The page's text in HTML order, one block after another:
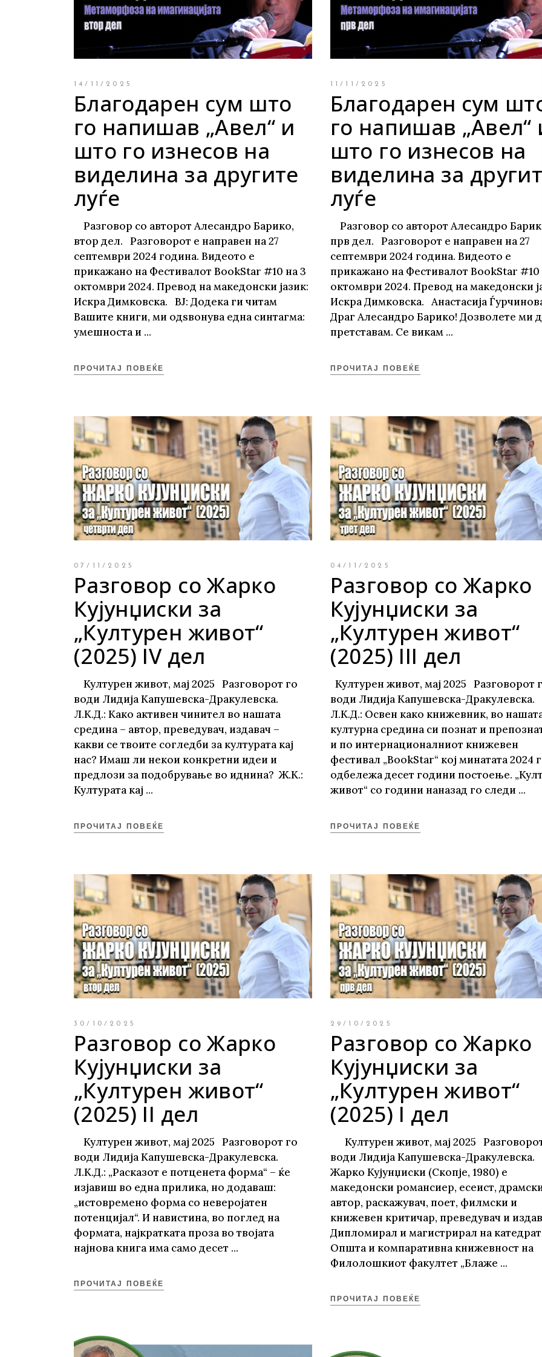
Young adult
Сите фикција
Сите нефикција
14/11/2025
Благодарен сум што
го напишав „Авел“ и
што го изнесов на
виделина за другите
луѓе
Разговор со авторот Алесандро Барико,
втор дел. Разговорот е направен на 27
септември 2024 година. Видеото е
прикажано на Фестивалот BookStаr #10 на 3
октомври 2024. Превoд на македонски јазик:
Искра Димковска. ВЈ: Додека ги читам
Вашите книги, ми одѕвонува една синтагма:
умешноста и
ПРОЧИТАЈ ПОВЕЌЕ
11/11/2025
Благодарен сум
го напишав „Авел“
што го изнесов на
виделина за
луѓе
Разговор со авторот Алесандро
прв дел. Разговорот е направен на 27
септември 2024 година. Видеото е
прикажано на Фестивалот BookStаr #10
октомври 2024. Превoд на македонски
Искра Димковска. Анастасија
Драг Алесандро Барико! Дозволете ми
претставам. Се викам
ПРОЧИТАЈ ПОВЕЌЕ
07/11/2025
Разговор со Жарко
Кујунџиски за
„Културен живот“
(2025) IV дел
Културен живот, мај 2025 Разговорот го
води Лидија Капушевска-Дракулевска.
Л.К.Д.: Како активен чинител во нашата
средина – автор, преведувач, издавач –
какви се твоите согледби за културата кај
нас? Имаш ли некои конкретни идеи и
предлози за подобрување во иднина? Ж.К.:
Културата кај
ПРОЧИТАЈ ПОВЕЌЕ
04/11/2025
Разговор со Жарко
Кујунџиски за
„Културен живот“
(2025) III дел
Културен живот, мај 2025 Разговорот
води Лидија Капушевска-Дракулевска.
Л.К.Д.: Освен како книжевник, во
културна средина си познат и
и по интернационалниот книжевен
фестивал „BookStar“ кој минатата 2024
одбележа десет години постоење.
живот“ со години наназад го следи
ПРОЧИТАЈ ПОВЕЌЕ
30/10/2025
Разговор со Жарко
Кујунџиски за
„Културен живот“
(2025) II дел
Културен живот, мај 2025 Разговорот го
води Лидија Капушевска-Дракулевска.
Л.К.Д.: „Расказот е потценета форма“ – ќе
изјавиш во една прилика, но додаваш:
„истовремено форма со неверојатен
потенцијал“. И навистина, во поглед на
формата, најкратката проза во твојата
најнова книга има само десет
ПРОЧИТАЈ ПОВЕЌЕ
29/10/2025
Разговор со Жарко
Кујунџиски за
„Културен живот“
(2025) I дел
Културен живот, мај 2025
води Лидија Капушевска-Дракулевска.
Жарко Кујунџиски (Скопје, 1980) е
македонски романсиер, есеист,
автор, раскажувач, поет, филмски и
книжевен критичар, преведувач и
Дипломирал и магистрирал на
Општа и компаративна книжевност на
Филолошкиот факултет „Блаже
ПРОЧИТАЈ ПОВЕЌЕ